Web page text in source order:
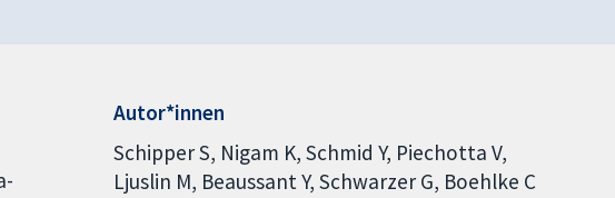
Autor*innen
Schipper S Nigam K Schmid Y Piechotta V
Ljuslin M Beaussant Y Schwarzer G Boehlke C